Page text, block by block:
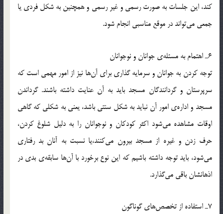
كند، اين جلسات به صورت رسمي و غير رسمي و همچنين به شكل فردي يا
جمعي مي‌‌تواند در موقع مناسبي انجام شود.
6ـ اهتمام به مسئله‌ي جوانان و نوجوانان
توجه كردن به جوانان و سرمايه گذاري براي آن‌‌ها نيز از امور مهمي است كه
سرپرستان و گردانندگان مسجد بايد به آن عنايت داشته باشند. گرداندن
مسجد و اداره‌ي‌ امور آن نبايد به شكل سنتي باشد، يعني به شكلي كه گاهي
اوقات مشاهده مي‌شود اكثر كودكان و نوجوانان را به دليل شلوغ كردن،
حرف زدن و غيره از مسجد بيرون مي‌كنند،‌يا نسبت به آنان بد رفتاري
مي‌شود، بايد توجه داشته باشيم كه اين نوع برخورد با آن‌ها سابقه‌ي بدي در
اذهانشان باقي مي‌گذارد.
7ـ‌ استفاده از تخصص‌هاي گوناگون